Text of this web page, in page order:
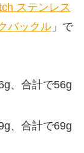
ステンレス
バックル 」で
、合計で56g
、合計で69g